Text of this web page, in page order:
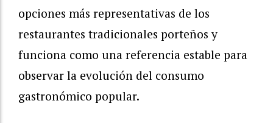
opciones más representativas de los
restaurantes tradicionales porteños y
funciona como una referencia estable para
observar la evolución del consumo
gastronómico popular.